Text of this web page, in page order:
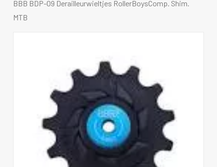
BBB BDP-09 Derailleurwieltjes RollerBoysComp. Shim.
MTB